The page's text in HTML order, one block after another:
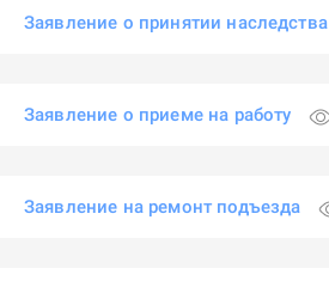
Заявление о принятии наследства
Заявление о приеме на работу
Заявление на ремонт подъезда